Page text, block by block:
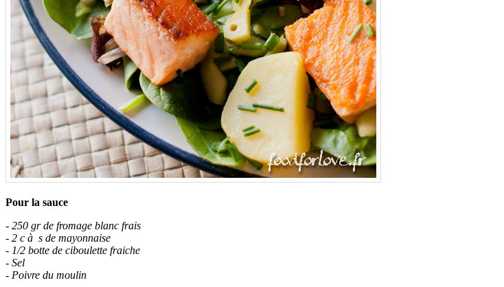
Pour la sauce
- 250 gr de fromage blanc frais
- 2 c à s de mayonnaise
- 1/2 botte de ciboulette fraiche
- Sel
- Poivre du moulin